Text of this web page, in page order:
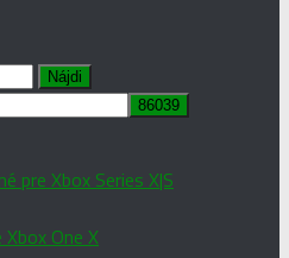
pre Xbox Series X|S
One X